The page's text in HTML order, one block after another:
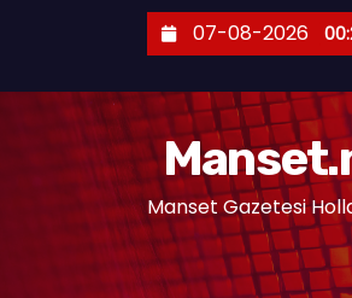
07-08-2026
Manset Gazetesi